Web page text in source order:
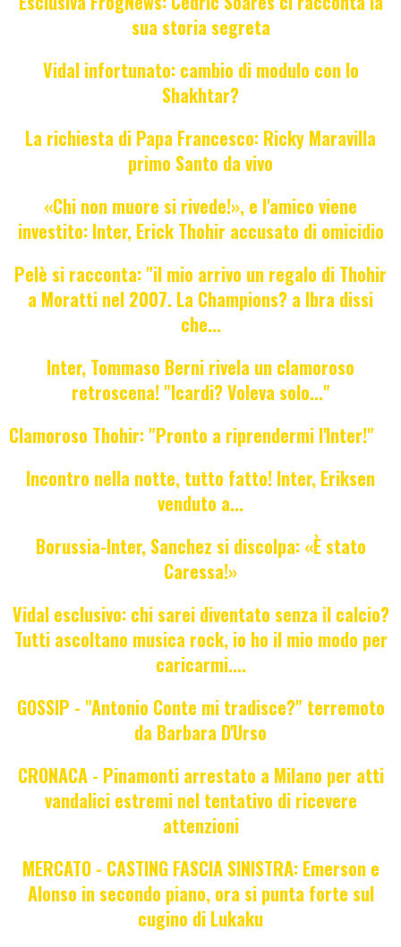
sua storia segreta
Vidal infortunato: cambio di modulo con lo
Shakhtar?
La richiesta di Papa Francesco: Ricky Maravilla
primo Santo da vivo
«Chi non muore si rivede!», e l'amico viene
investito: Inter, Erick Thohir accusato di omicidio
Pelè si racconta: "il mio arrivo un regalo di Thohir
a Moratti nel 2007. La Champions? a Ibra dissi
che...
Inter, Tommaso Berni rivela un clamoroso
retroscena! "Icardi? Voleva solo..."
Clamoroso Thohir: "Pronto a riprendermi l'Inter!"
Incontro nella notte, tutto fatto! Inter, Eriksen
venduto a...
Borussia-Inter, Sanchez si discolpa: «È stato
Caressa!»
Vidal esclusivo: chi sarei diventato senza il calcio?
Tutti ascoltano musica rock, io ho il mio modo per
caricarmi....
GOSSIP - "Antonio Conte mi tradisce?" terremoto
da Barbara D'Urso
CRONACA - Pinamonti arrestato a Milano per atti
vandalici estremi nel tentativo di ricevere
attenzioni
MERCATO - CASTING FASCIA SINISTRA: Emerson e
Alonso in secondo piano, ora si punta forte sul
cugino di Lukaku